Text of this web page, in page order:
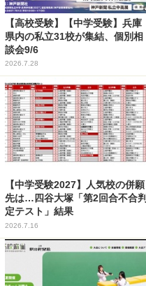
【高校受験】【中学受験】兵庫
県内の私立31校が集結、個別相
談会9/6
2026.7.28
【中学受験2027】人気校の併願
先は…四谷大塚「第2回合不合判
定テスト」結果
2026.7.16